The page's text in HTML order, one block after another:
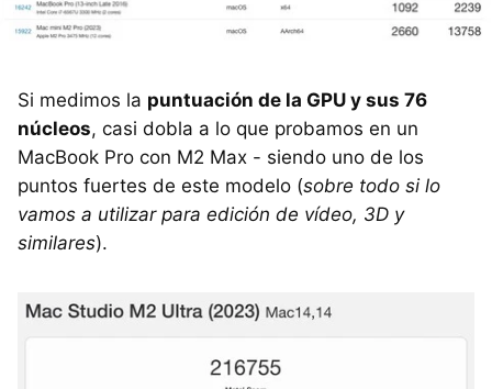
Si medimos la puntuación de la GPU y sus 76
núcleos, casi dobla a lo que probamos en un
MacBook Pro con M2 Max - siendo uno de los
puntos fuertes de este modelo (sobre todo si lo
vamos a utilizar para edición de vídeo, 3D y
similares).